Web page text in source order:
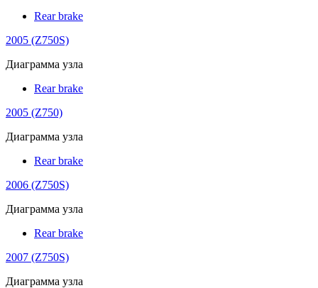
Rear brake
2005 (Z750S)
Диаграмма узла
Rear brake
2005 (Z750)
Диаграмма узла
Rear brake
2006 (Z750S)
Диаграмма узла
Rear brake
2007 (Z750S)
Диаграмма узла